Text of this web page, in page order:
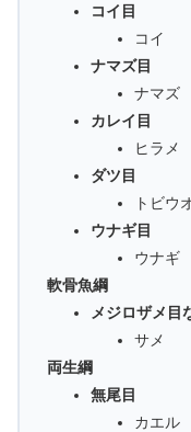
コイ目
コイ
ナマズ目
ナマズ
カレイ目
ヒラメ
ダツ目
トビウ
ウナギ目
ウナギ
軟骨魚綱
メジロザメ目
サメ
両生綱
無尾目
カエル